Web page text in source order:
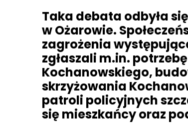
Taka debata odbyła
w Ożarowie.
zagrożenia
zgłaszali m.in.
Kochanowskiego,
skrzyżowania
patroli policyjnych
się mieszkańcy oraz